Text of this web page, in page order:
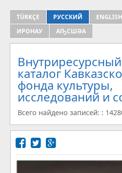
TÜRKÇE РУССКИЙ ENGLISH
ИРОНАУ
АҦСШӘА
Внутриресурсный
каталог
фонда культуры,
исследований и
Всего найдено записей: :